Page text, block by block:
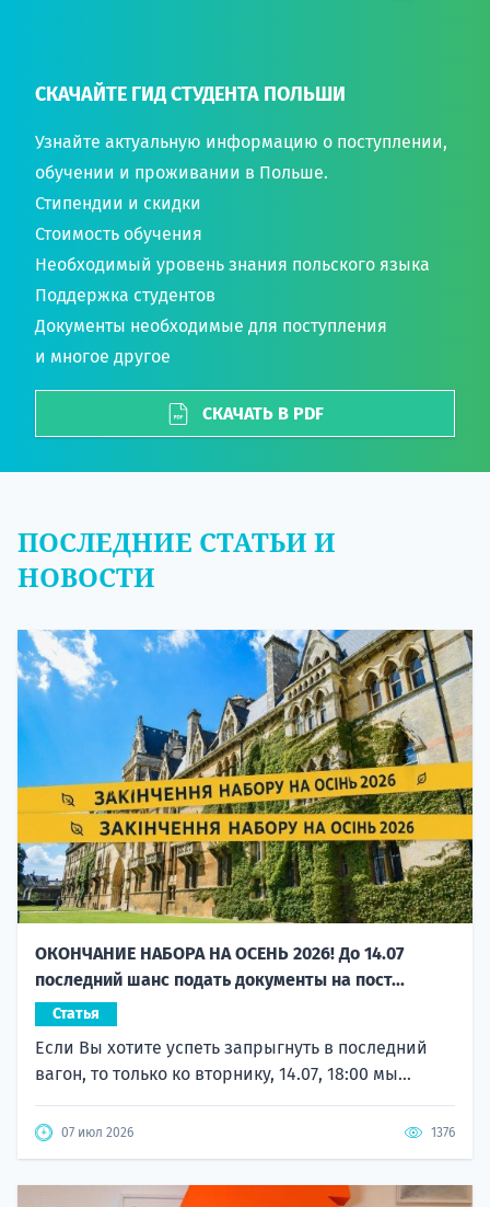
СКАЧАЙТЕ ГИД СТУДЕНТА ПОЛЬШИ
Узнайте актуальную информацию о поступлении,
обучении и проживании в Польше.
Стипендии и скидки
Стоимость обучения
Необходимый уровень знания польского языка
Поддержка студентов
Документы необходимые для поступления
и многое другое
СКАЧАТЬ В PDF
ПОСЛЕДНИЕ СТАТЬИ И
НОВОСТИ
ОКОНЧАНИЕ НАБОРА НА ОСЕНЬ 2026! До 14.07
последний шанс подать документы на пост...
Статья
Если Вы хотите успеть запрыгнуть в последний
вагон, то только ко вторнику, 14.07, 18:00 мы...
07 июл 2026 1376